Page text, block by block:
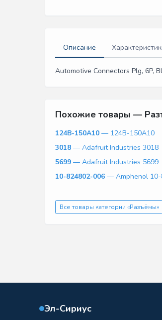
Описание
Automotive Connectors Plg, 6P,
Похожие товары —
124B-150A10 — 124B-150A10
3018 — Adafruit Industries 3018
5699 — Adafruit Industries 5699
10-824802-006 — Amphenol
Все товары категории «Разъёмы»
Эл-Сириус